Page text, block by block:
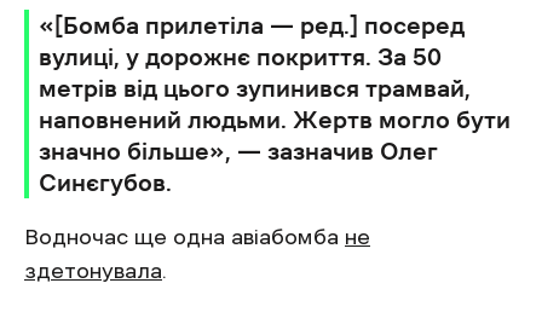
«[Бомба прилетіла — ред.] посеред
вулиці, у дорожнє покриття. За 50
метрів від цього зупинився трамвай,
наповнений людьми. Жертв могло бути
значно більше», — зазначив Олег
Синєгубов.
Водночас ще одна авіабомба не
здетонувала.